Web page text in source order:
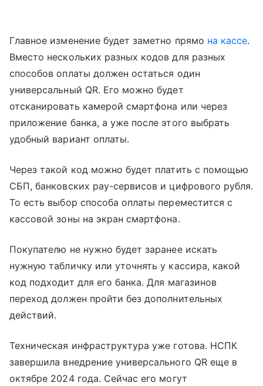
Главное изменение будет заметно прямо на кассе.
Вместо нескольких разных кодов для разных
способов оплаты должен остаться один
универсальный QR. Его можно будет
отсканировать камерой смартфона или через
приложение банка, а уже после этого выбрать
удобный вариант оплаты.
Через такой код можно будет платить с помощью
СБП, банковских pay-сервисов и цифрового рубля.
То есть выбор способа оплаты переместится с
кассовой зоны на экран смартфона.
Покупателю не нужно будет заранее искать
нужную табличку или уточнять у кассира, какой
код подходит для его банка. Для магазинов
переход должен пройти без дополнительных
действий.
Техническая инфраструктура уже готова. НСПК
завершила внедрение универсального QR еще в
октябре 2024 года. Сейчас его могут